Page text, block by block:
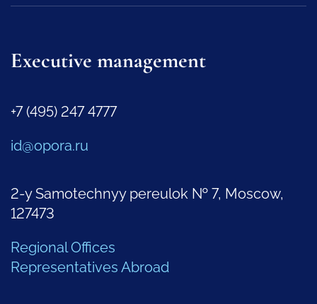
Executive management
+7 (495) 247 4777
id@opora.ru
2-y Samotechnyy pereulok № 7, Moscow,
127473
Regional Offices
Representatives Abroad